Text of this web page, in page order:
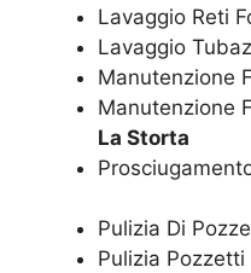
Lavaggio Reti
Lavaggio
Manutenzione
Manutenzione
La Storta
Pulizia Di
Pulizia Pozzetti